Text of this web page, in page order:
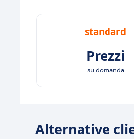
standard
Prezzi
su domanda
Alternative